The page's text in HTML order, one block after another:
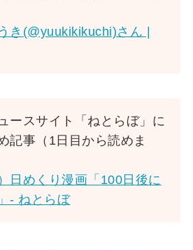
き(@yuukikikuchi)さん |
ースサイト「ねとらぼ」に
記事（1日目から読めま
日めくり漫画「100日後に
- ねとらぼ